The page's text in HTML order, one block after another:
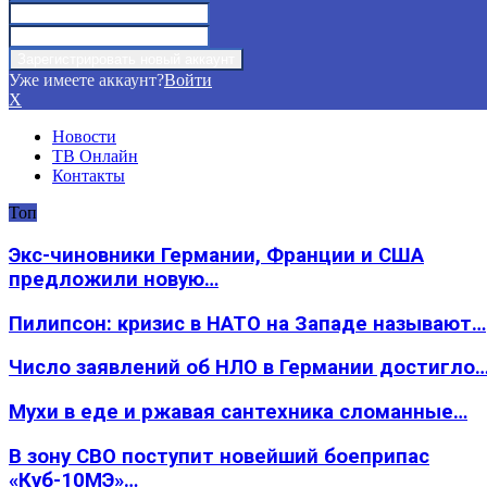
Уже имеете аккаунт?Войти
X
Новости
ТВ Онлайн
Контакты
Топ
Экс-чиновники Германии, Франции и США
предложили новую…
Пилипсон: кризис в НАТО на Западе называют…
Число заявлений об НЛО в Германии
Мухи в еде и ржавая сантехника сломанные…
В зону СВО поступит новейший боеприпас
«Куб-10МЭ»…